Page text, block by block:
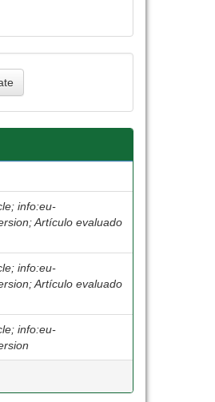
info:eu-
Artículo evaluado
info:eu-
Artículo evaluado
info:eu-